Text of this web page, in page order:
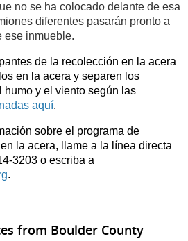
no se ha colocado delante de esa
diferentes pasarán pronto a
ese inmueble.
de la recolección en la acera
en la acera y separen los
humo y el viento según las
aquí.
sobre el programa de
la acera, llame a la línea directa
3203 o escriba a
.
from Boulder County